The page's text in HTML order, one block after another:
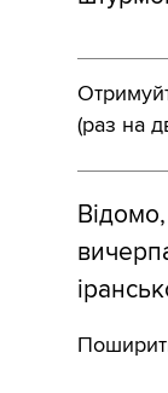
(раз на